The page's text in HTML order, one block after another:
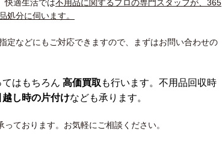
快適生活では不用品に関するプロの専門スタッフが、365
処分に伺います。
定などにもご対応できますので、まずはお問い合わせの
はもちろん 高価買取 も行います。不用品回収時
し時の片付けなども承ります。
ております。お気軽にご相談ください。